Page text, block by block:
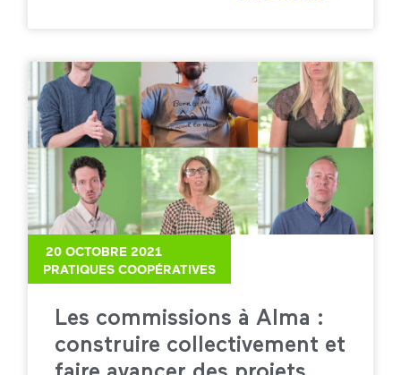
PRATIQUES COOPÉRATIVES
Les commissions à Alma :
construire collectivement et
20 OCTOBRE 2021